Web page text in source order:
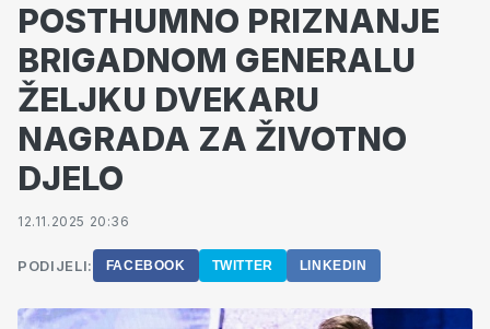
POSTHUMNO PRIZNANJE
BRIGADNOM GENERALU
ŽELJKU DVEKARU
NAGRADA ZA ŽIVOTNO
DJELO
12.11.2025 20:36
PODIJELI: FACEBOOK TWITTER LINKEDIN